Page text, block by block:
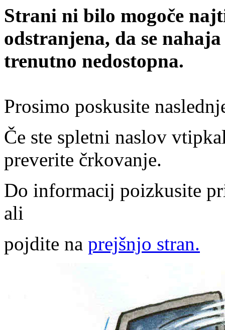
Strani ni bilo mogoče
odstranjena, da se
trenutno nedostopna.
Prosimo poskusite
Če ste spletni naslov
preverite črkovanje.
Do informacij poizkusite
ali
pojdite na prejšnjo stran.